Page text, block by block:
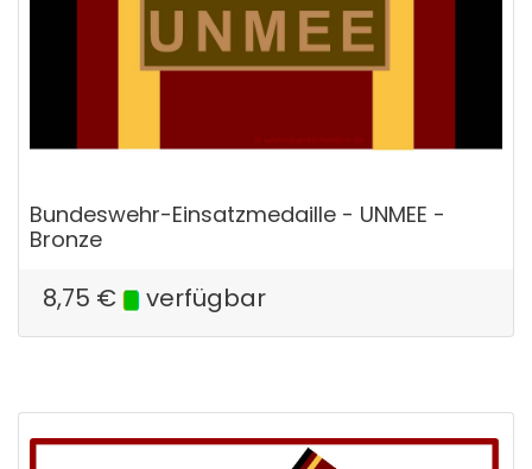
Bundeswehr-Einsatzmedaille - UNMEE -
Bronze
8,75 € verfügbar